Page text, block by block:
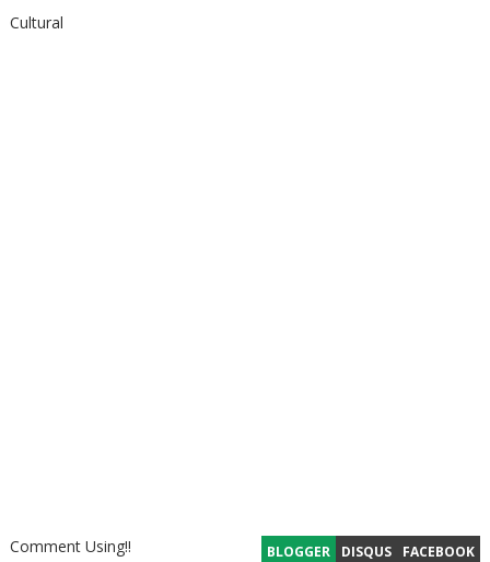
Cultural
BLOGGER DISQUS FACEBOOK
Comment Using!!